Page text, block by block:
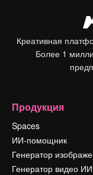
Креативная
Более 1
Продукция
Spaces
ИИ-помощник
Генератор
Генератор видео ИИ